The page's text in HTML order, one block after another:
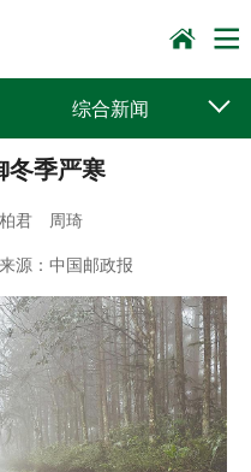
综合新闻
普遍服务
一线风采
冬季严寒
君 周琦
： 中国邮政报